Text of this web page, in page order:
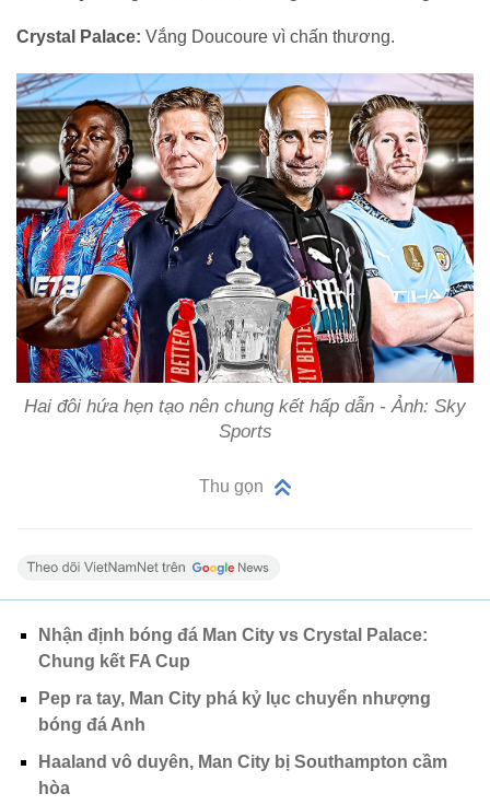
Crystal Palace: Vắng Doucoure vì chấn thương.
Hai đôi hứa hẹn tạo nên chung kết hấp dẫn - Ảnh: Sky
Sports
Thu gọn
Nhận định bóng đá Man City vs Crystal Palace:
Chung kết FA Cup
Pep ra tay, Man City phá kỷ lục chuyển nhượng
bóng đá Anh
Haaland vô duyên, Man City bị Southampton cầm
hòa